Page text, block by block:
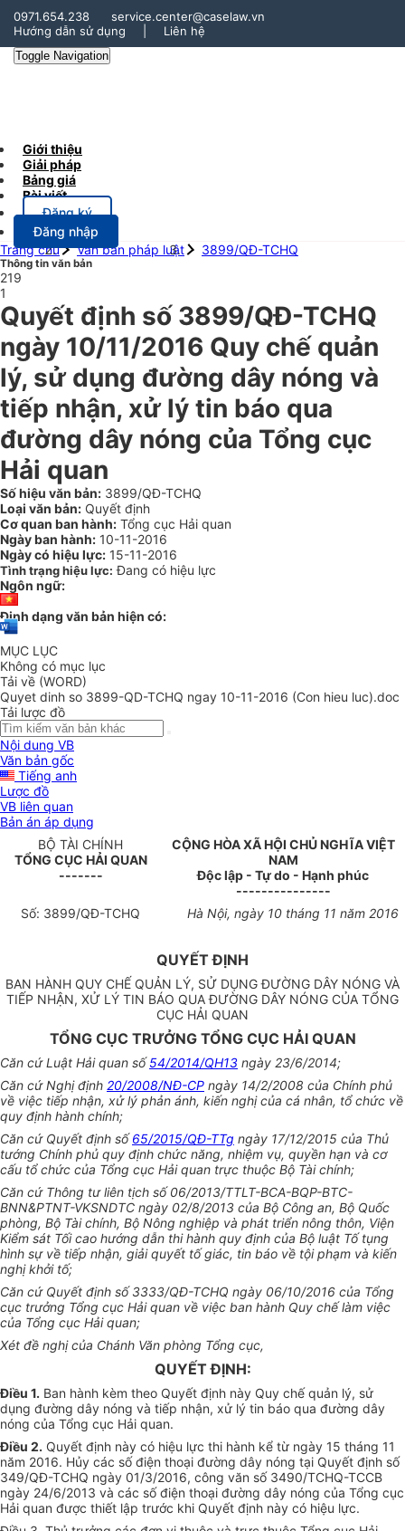
0971.654.238
service.center@caselaw.vn
Hướng dẫn sử dụng
Liên hệ
Toggle Navigation
Giới thiệu
Giải pháp
Bảng giá
Bài viết
Đăng ký
Đăng nhập
Trang chủ
Văn bản pháp luật 3899/QĐ-TCHQ
Thông tin văn bản
219
1
Quyết định số 3899/QĐ-TCHQ
ngày 10/11/2016 Quy chế quản
lý, sử dụng đường dây nóng và
tiếp nhận, xử lý tin báo qua
đường dây nóng của Tổng cục
Hải quan
Số hiệu văn bản: 3899/QĐ-TCHQ
Loại văn bản: Quyết định
Cơ quan ban hành: Tổng cục Hải quan
Ngày ban hành: 10-11-2016
Ngày có hiệu lực: 15-11-2016
Tình trạng hiệu lực: Đang có hiệu lực
Ngôn ngữ:
Định dạng văn bản hiện có:
MỤC LỤC
Không có mục lục
Tải về (WORD)
Quyet dinh so 3899-QD-TCHQ ngay 10-11-2016 (Con hieu luc).doc
Tải lược đồ
Nội dung VB
Văn bản gốc
Tiếng anh
Lược đồ
VB liên quan
Bản án áp dụng
BỘ TÀI CHÍNH
TỔNG CỤC HẢI QUAN
-------
CỘNG HÒA XÃ HỘI CHỦ NGHĨA VIỆT
NAM
Độc lập - Tự do - Hạnh phúc
---------------
Số: 3899/QĐ-TCHQ Hà Nội, ngày 10 tháng 11 năm 2016
QUYẾT ĐỊNH
BAN HÀNH QUY CHẾ QUẢN LÝ, SỬ DỤNG ĐƯỜNG DÂY NÓNG VÀ
TIẾP NHẬN, XỬ LÝ TIN BÁO QUA ĐƯỜNG DÂY NÓNG CỦA TỔNG
CỤC HẢI QUAN
TỔNG CỤC TRƯỞNG TỔNG CỤC HẢI QUAN
Căn cứ Luật Hải quan số54/2014/QH13 ngày 23/6/2014;
Căn cứ Nghị định 20/2008/NĐ-CP ngày 14/2/2008 của Chính phủ
về việc tiếp nhận, xử lý phản ánh, kiến nghị của cá nhân, tổ chức về
quy định hành chính;
Căn cứ Quyết định số65/2015/QĐ-TTg ngày 17/12/2015 của Thủ
tướng Chính phủ quy định chức năng, nhiệm vụ, quyền hạn và cơ
cấu tổ chức của Tổng cục Hải quan trực thuộc Bộ Tài chính;
Căn cứ Thông tư liên tịch số 06/2013/TTLT-BCA-BQP-BTC-
BNN&PTNT-VKSNDTC ngày 02/8/2013 của Bộ Công an, Bộ Quốc
phòng, Bộ Tài chính, Bộ Nông nghiệp và phát triển nông thôn, Viện
Kiểm sát Tối cao hướng dẫn thi hành quy định của Bộ luật Tố tụng
hình sự về tiếp nhận, giải quyết tố giác, tin báo về tội phạm và kiến
nghị khởi tố;
Căn cứ Quyết định số 3333/QĐ-TCHQ ngày 06/10/2016 của Tổng
cục trưởng Tổng cục Hải quan về việc ban hành Quy chế làm việc
của Tổng cục Hải quan;
Xét đề nghị của Chánh Văn phòng Tổng cục,
QUYẾT ĐỊNH:
Điều 1. Ban hành kèm theo Quyết định này Quy chế quản lý, sử
dụng đường dây nóng và tiếp nhận, xử lý tin báo qua đường dây
nóng của Tổng cục Hải quan.
Điều 2. Quyết định này có hiệu lực thi hành kể từ ngày 15 tháng 11
năm 2016. Hủy các số điện thoại đường dây nóng tại Quyết định số
349/QĐ-TCHQ ngày 01/3/2016, công văn số 3490/TCHQ-TCCB
ngày 24/6/2013 và các số điện thoại đường dây nóng của Tổng cục
Hải quan được thiết lập trước khi Quyết định này có hiệu lực.